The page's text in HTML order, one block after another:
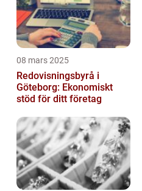
08 mars 2025
Redovisningsbyrå i
Göteborg: Ekonomiskt
stöd för ditt företag